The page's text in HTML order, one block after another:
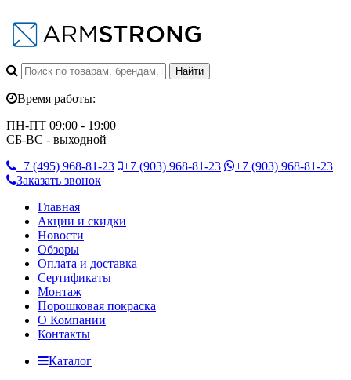
Время работы:
ПН-ПТ 09:00 - 19:00
СБ-ВС - выходной
+7 (495) 968-81-23 +7 (903) 968-81-23 +7 (903) 968-81-23
Заказать звонок
Главная
Акции и скидки
Новости
Обзоры
Оплата и доставка
Сертификаты
Монтаж
Порошковая покраска
О Компании
Контакты
Каталог